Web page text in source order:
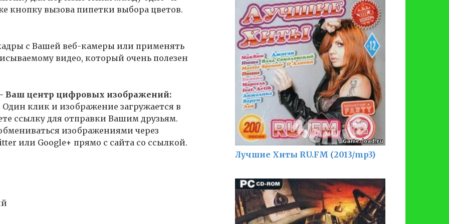
кнопку вызова пипетки выбора цветов.
с Вашей веб-камеры или применять
видео, который очень полезен
Ваш центр цифровых изображений:
клик и изображение загружается в
ссылку для отправки Вашим друзьям.
изображениями через
или Google+ прямо с сайта со ссылкой.
Лучшие Хиты RU.FM (2013/mp3)